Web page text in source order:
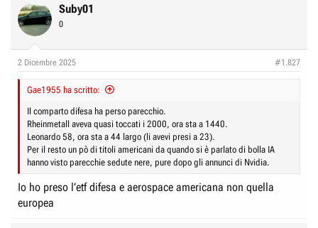
c
t
i
s
Suby01
0
2 Dicembre 2025 #1.827
Gae1955 ha scritto:
Il comparto difesa ha perso parecchio.
Rheinmetall aveva quasi toccati i 2000, ora sta a 1440.
Leonardo 58, ora sta a 44 largo (li avevi presi a 23).
Per il resto un pò di titoli americani da quando si è parlato di bolla IA
hanno visto parecchie sedute nere, pure dopo gli annunci di Nvidia.
Io ho preso l’etf difesa e aerospace americana non quella
europea